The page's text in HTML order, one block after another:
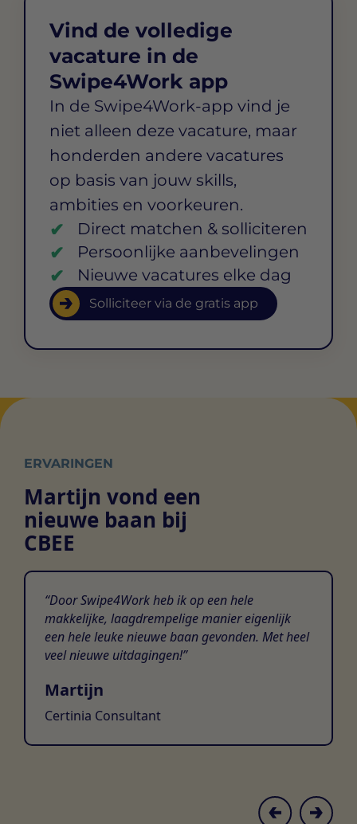
Vind de volledige
vacature in de
Swipe4Work app
In de Swipe4Work-app vind je
niet alleen deze vacature, maar
honderden andere vacatures
op basis van jouw skills,
ambities en voorkeuren.
Direct matchen & solliciteren
Persoonlijke aanbevelingen
Nieuwe vacatures elke dag
Solliciteer via de gratis app
ERVARINGEN
Martijn vond een
nieuwe baan bij
CBEE
Door Swipe4Work heb ik op een hele
makkelijke, laagdrempelige manier eigenlijk
een hele leuke nieuwe baan gevonden. Met heel
veel nieuwe uitdagingen!
Martijn
Certinia Consultant